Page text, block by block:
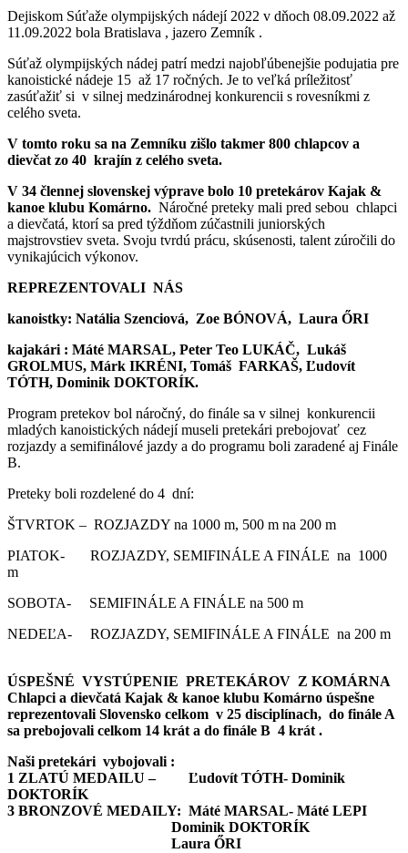
Dejiskom Súťaže olympijských nádejí 2022 v dňoch 08.09.2022 až
11.09.2022 bola Bratislava , jazero Zemník .
Súťaž olympijských nádej patrí medzi najobľúbenejšie podujatia pre
kanoistické nádeje 15 až 17 ročných. Je to veľká príležitosť
zasúťažiť si v silnej medzinárodnej konkurencii s rovesníkmi z
celého sveta.
V tomto roku sa na Zemníku zišlo takmer 800 chlapcov a
dievčat zo 40 krajín z celého sveta.
V 34 člennej slovenskej výprave bolo 10 pretekárov Kajak &
kanoe klubu Komárno. Náročné preteky mali pred sebou chlapci
a dievčatá, ktorí sa pred týždňom zúčastnili juniorských
majstrovstiev sveta. Svoju tvrdú prácu, skúsenosti, talent zúročili do
vynikajúcich výkonov.
REPREZENTOVALI NÁS
kanoistky: Natália Szenciová, Zoe BÓNOVÁ, Laura ŐRI
kajakári : Máté MARSAL, Peter Teo LUKÁČ, Lukáš
GROLMUS, Márk IKRÉNI, Tomáš FARKAŠ, Ľudovít
TÓTH, Dominik DOKTORÍK.
Program pretekov bol náročný, do finále sa v silnej konkurencii
mladých kanoistických nádejí museli pretekári prebojovať cez
rozjazdy a semifinálové jazdy a do programu boli zaradené aj Finále
B.
Preteky boli rozdelené do 4 dní:
ŠTVRTOK – ROZJAZDY na 1000 m, 500 m na 200 m
PIATOK- ROZJAZDY, SEMIFINÁLE A FINÁLE na 1000
m
SOBOTA- SEMIFINÁLE A FINÁLE na 500 m
NEDEĽA- ROZJAZDY, SEMIFINÁLE A FINÁLE na 200 m
ÚSPEŠNÉ VYSTÚPENIE PRETEKÁROV Z KOMÁRNA
Chlapci a dievčatá Kajak & kanoe klubu Komárno úspešne
reprezentovali Slovensko celkom v 25 disciplínach, do finále A
sa prebojovali celkom 14 krát a do finále B 4 krát .
Naši pretekári vybojovali :
1 ZLATÚ MEDAILU – Ľudovít TÓTH- Dominik
DOKTORÍK
3 BRONZOVÉ MEDAILY: Máté MARSAL- Máté LEPI
Dominik DOKTORÍK
Laura ŐRI